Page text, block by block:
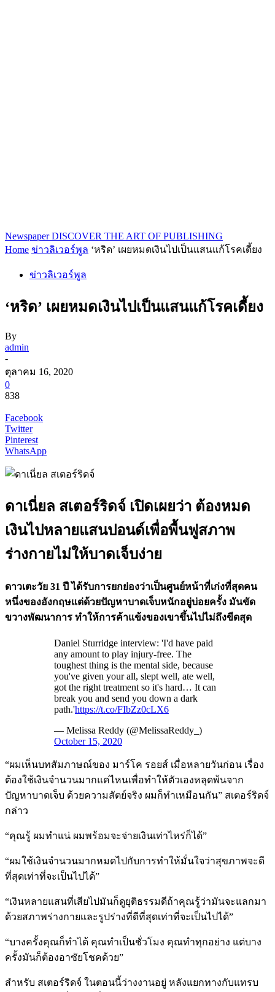
Newspaper DISCOVER THE ART OF PUBLISHING
Home ข่าวลิเวอร์พูล ‘หริด’ เผยหมดเงินไปเป็นแสนแก้โรคเดี้ยง
ข่าวลิเวอร์พูล
‘หริด’ เผยหมดเงินไปเป็นแสนแก้โรคเดี้ยง
By
admin
-
ตุลาคม 16, 2020
0
838
Facebook
Twitter
Pinterest
WhatsApp
ดาเนี่ยล สเตอร์ริดจ์ เปิดเผยว่า ต้องหมด
เงินไปหลายแสนปอนด์เพื่อพื้นฟูสภาพ
ร่างกายไม่ให้บาดเจ็บง่าย
ดาวเตะวัย 31 ปี ได้รับการยกย่องว่าเป็นศูนย์หน้าที่เก่งที่สุดคน
หนึ่งของอังกฤษแต่ด้วยปัญหาบาดเจ็บหนักอยู่บ่อยครั้ง มันขัด
ขวางพัฒนาการ ทำให้การค้าแข้งของเขาขึ้นไปไม่ถึงขีดสุด
Daniel Sturridge interview: 'I'd have paid
any amount to play injury-free. The
toughest thing is the mental side, because
you've given your all, slept well, ate well,
got the right treatment so it's hard… It can
break you and send you down a dark
path.'https://t.co/FIbZz0cLX6
— Melissa Reddy (@MelissaReddy_)
October 15, 2020
“ผมเห็นบทสัมภาษณ์ของ มาร์โค รอยส์ เมื่อหลายวันก่อน เรื่อง
ต้องใช้เงินจำนวนมากแค่ไหนเพื่อทำให้ตัวเองหลุดพ้นจาก
ปัญหาบาดเจ็บ ด้วยความสัตย์จริง ผมก็ทำเหมือนกัน” สเตอร์ริดจ์
กล่าว
“คุณรู้ ผมทำแน่ ผมพร้อมจะจ่ายเงินเท่าไหร่ก็ได้”
“ผมใช้เงินจำนวนมากหมดไปกับการทำให้มั่นใจว่าสุขภาพจะดี
ที่สุดเท่าที่จะเป็นไปได้”
“เงินหลายแสนที่เสียไปมันก็ดูยุติธรรมดีถ้าคุณรู้ว่ามันจะแลกมา
ด้วยสภาพร่างกายและรูปร่างที่ดีที่สุดเท่าที่จะเป็นไปได้”
“บางครั้งคุณก็ทำได้ คุณทำเป็นชั่วโมง คุณทำทุกอย่าง แต่บาง
ครั้งมันก็ต้องอาซัยโชคด้วย”
สำหรับ สเตอร์ริดจ์ ในตอนนี้ว่างงานอยู่ หลังแยกทางกับแทรบ